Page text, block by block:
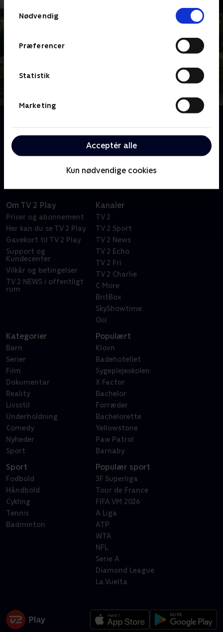
Nødvendig
Præferencer
Statistik
Marketing
Acceptér alle
Kun nødvendige cookies
Fire singlefyre får en unik mulighed for at date en
flok bypiger i håbet om at finde den eneste ene.
Om TV 2 Play
Priser og abonnement
Her kan du se TV 2 Play
Gavekort til TV 2 Play
Support og
Kundecenter
Vilkår og betingelser
TV 2 NEWS i offentligt
rum
Kanaler
TV 2
TV 2 Sport
TV 2 News
TV 2 Echo
TV 2 Fri
TV 2 Charlie
C More
BritBox
SkyShowtime
Oiii
Kategorier
Børn
Serier
Film
Dokumentar
Reality
Livsstil
Underholdning
Comedy
Nyheder
Sport
Populært
Klovn
Badehotellet
Sygeplejeskolen
X Factor
Bachelor
Forræder
Bachelorette
Yellowstone
Paw Patrol
Barnaby
Sport
Fodbold
Håndbold
Cykling
Tennis
Badminton
Populær sport
3F Superliga
Tour de France
FIFA VM 2026
A Liga
ATP
WTA
NFL
Serie A
Diamond League
La Vuelta